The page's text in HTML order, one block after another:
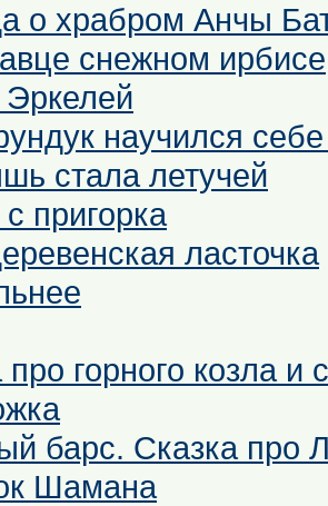
о храбром Анчы
снежном ирбисе
научился
стала летучей
пригорка
ласточка
горного козла и
барс. Сказка про
Шамана